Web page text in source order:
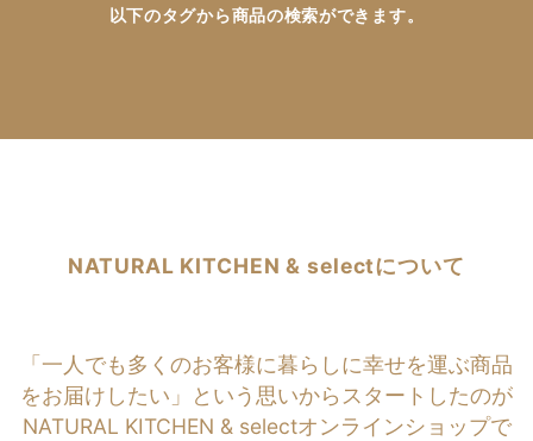
以下のタグから商品の検索ができます。
NATURAL KITCHEN & selectについて
「一人でも多くのお客様に暮らしに幸せを運ぶ商品
をお届けしたい」という思いからスタートしたのが
NATURAL KITCHEN & selectオンラインショップで